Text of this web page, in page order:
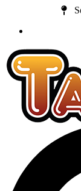
obsah